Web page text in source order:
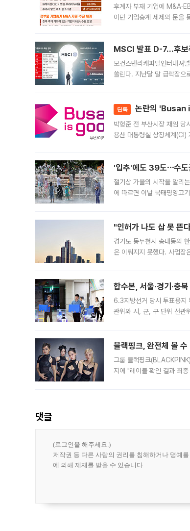
후계자 부재 기업에
이던 기업승계 세제의 문을
MSCI 발표 D-7…후보
모건스탠리캐피털인터내셔
쏠린다. 지난달 말 급락장으
단독 논란의 'Busan
박형준 전 부산시장 재임
용산 대통령실 상징체계(CI)
'입추'에도 39도⋯수도
절기상 가을의 시작을 알리
에 따르면 이날 북태평양고
"인허가 나도 삽 못 뜬
경기도 동두천시 송내동의
은 이뤄지지 못했다. 사업
합수본, 서울·경기·충
6.3지방선거 당시 투표용지
관위와 시, 군, 구 단위 선관
블랙핑크, 완전체 볼
그룹 블랙핑크
지에 "레이블 확인 결과 최
댓글